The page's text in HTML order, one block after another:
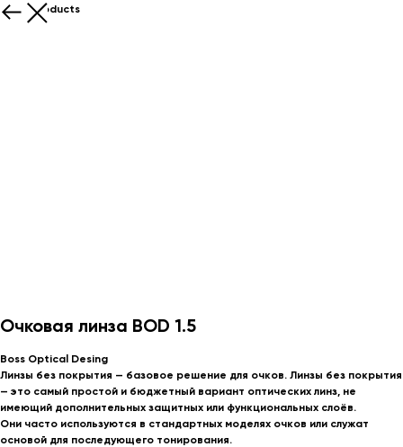
More products
Очковая линза BOD 1.5
Boss Optical Desing
Линзы без покрытия — базовое решение для очков. Линзы без покрытия
— это самый простой и бюджетный вариант оптических линз , не
имеющий дополнительных защитных или функциональных слоёв.
Они часто используются в стандартных моделях очков или служат
основой для последующего тонирования.